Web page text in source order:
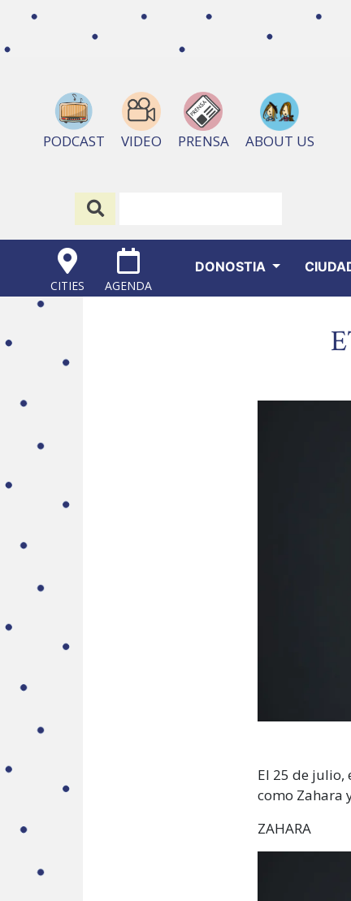
PODCAST VIDEO PRENSA ABOUT US
CITIES AGENDA
DONOSTIA
El 25 de julio,
como Zahara
ZAHARA